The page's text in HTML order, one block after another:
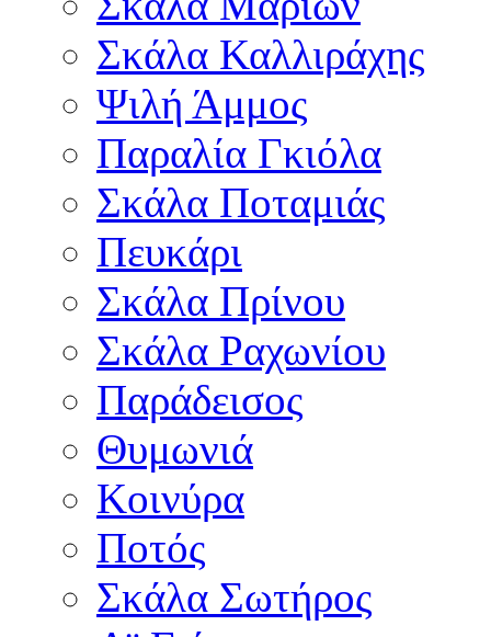
Σκάλα Καλλιράχης
Ψιλή Άμμος
Παραλία Γκιόλα
Σκάλα Ποταμιάς
Πευκάρι
Σκάλα Πρίνου
Σκάλα Ραχωνίου
Παράδεισος
Θυμωνιά
Κοινύρα
Ποτός
Σκάλα Σωτήρος